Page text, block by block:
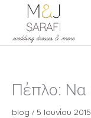
Μετάβαση
περιεχόμενο
Πέπλο: Να
blog / 5 Ιουνίου 2015